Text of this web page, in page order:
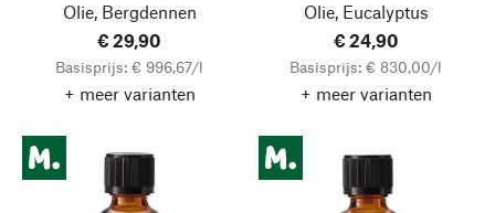
Olie, Bergdennen
€ 29,90
Basisprijs: € 996,67/l
+ meer varianten
Olie, Eucalyptus
€ 24,90
Basisprijs: € 830,00/l
+ meer varianten